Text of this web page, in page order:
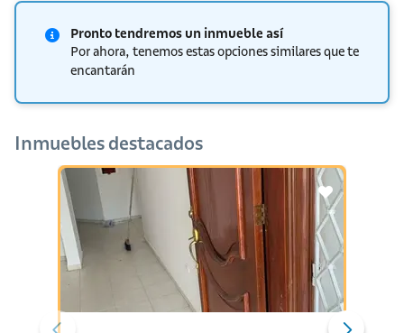
Pronto tendremos un inmueble así
Por ahora, tenemos estas opciones similares que te
encantarán
Inmuebles destacados